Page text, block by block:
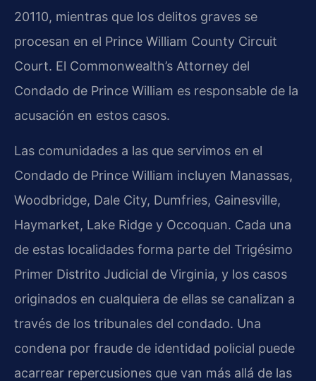
20110, mientras que los delitos graves se
procesan en el Prince William County Circuit
Court. El Commonwealth’s Attorney del
Condado de Prince William es responsable de la
acusación en estos casos.
Las comunidades a las que servimos en el
Condado de Prince William incluyen Manassas,
Woodbridge, Dale City, Dumfries, Gainesville,
Haymarket, Lake Ridge y Occoquan. Cada una
de estas localidades forma parte del Trigésimo
Primer Distrito Judicial de Virginia, y los casos
originados en cualquiera de ellas se canalizan a
través de los tribunales del condado. Una
condena por fraude de identidad policial puede
acarrear repercusiones que van más allá de las